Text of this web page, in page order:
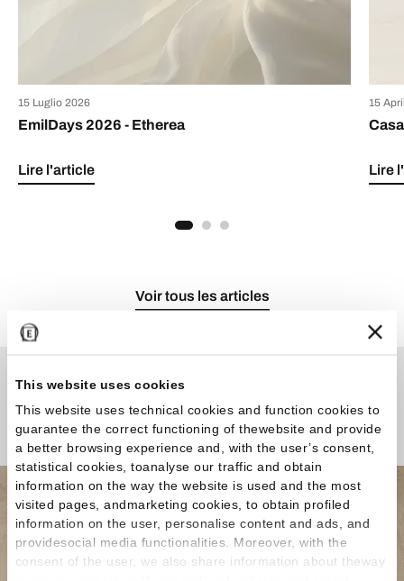
This website uses cookies
This website uses technical cookies and function cookies to
guarantee the correct functioning of thewebsite and provide
a better browsing experience and, with the user’s consent,
statistical cookies, toanalyse our traffic and obtain
information on the way the website is used and the most
visited pages, andmarketing cookies, to obtain profiled
information on the user, personalise content and ads, and
providesocial media functionalities. Moreover, with the
consent of the user, we also share information about theway
15 Luglio 2026
EmilDays 2026 - Etherea
Lire l'article
15
Lire
Voir tous les articles
Une question ou une
Curiosité ?